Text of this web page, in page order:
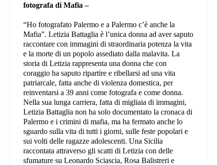
fotografa di Mafia –
“Ho fotografato Palermo e a Palermo c’è anche la
Mafia”. Letizia Battaglia è l’unica donna ad aver saputo
raccontare con immagini di straordinaria potenza la vita
e la morte di un popolo assediato dalla malavita. La
storia di Letizia rappresenta una donna che con
coraggio ha saputo ripartire e ribellarsi ad una vita
patriarcale, fatta anche di violenza domestica, per
reinventarsi a 39 anni come fotografa e come donna.
Nella sua lunga carriera, fatta di migliaia di immagini,
Letizia Battaglia non ha solo documentato la cronaca di
Palermo e i crimini di mafia, ma ha fermato anche lo
sguardo sulla vita di tutti i giorni, sulle feste popolari e
sui volti delle ragazze adolescenti. Una Sicilia
raccontata attraverso gli scatti di Letizia con delle
sfumature su Leonardo Sciascia, Rosa Balistreri e